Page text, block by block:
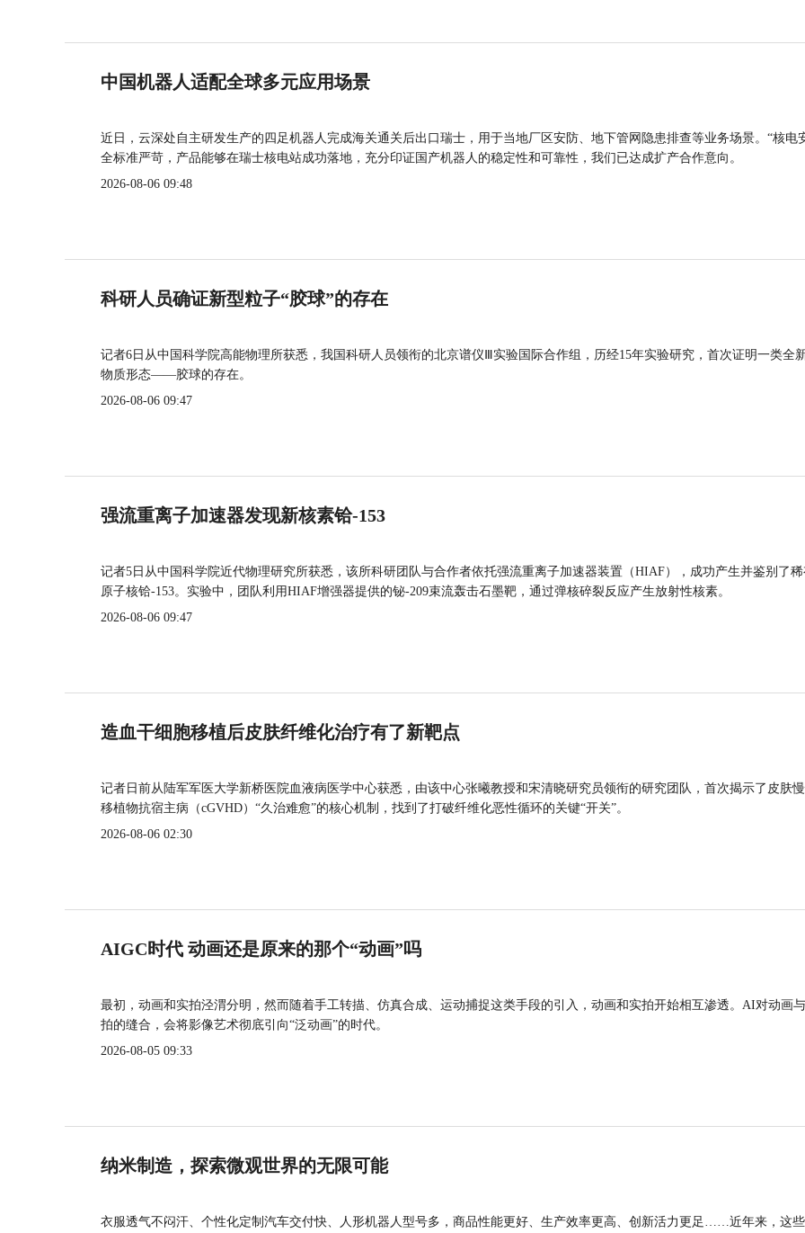
中国机器人适配全球多元应用场景
近日，云深处自主研发生产的四足机器人完成海关通关后出口瑞士，用于当地厂区安防、地下管网隐患排查等业务场景。“核电
全标准严苛，产品能够在瑞士核电站成功落地，充分印证国产机器人的稳定性和可靠性，我们已达成扩产合作意向。
2026-08-06 09:48
科研人员确证新型粒子“胶球”的存在
记者6日从中国科学院高能物理所获悉，我国科研人员领衔的北京谱仪Ⅲ实验国际合作组，历经15年实验研究，首次证明一类全
物质形态——胶球的存在。
2026-08-06 09:47
强流重离子加速器发现新核素铪-153
记者5日从中国科学院近代物理研究所获悉，该所科研团队与合作者依托强流重离子加速器装置（HIAF），成功产生并鉴别了
原子核铪-153。实验中，团队利用HIAF增强器提供的铋-209束流轰击石墨靶，通过弹核碎裂反应产生放射性核素。
2026-08-06 09:47
造血干细胞移植后皮肤纤维化治疗有了新靶点
记者日前从陆军军医大学新桥医院血液病医学中心获悉，由该中心张曦教授和宋清晓研究员领衔的研究团队，首次揭示了皮肤
移植物抗宿主病（cGVHD）“久治难愈”的核心机制，找到了打破纤维化恶性循环的关键“开关”。
2026-08-06 02:30
AIGC时代 动画还是原来的那个“动画”吗
最初，动画和实拍泾渭分明，然而随着手工转描、仿真合成、运动捕捉这类手段的引入，动画和实拍开始相互渗透。AI对动画
拍的缝合，会将影像艺术彻底引向“泛动画”的时代。
2026-08-05 09:33
纳米制造，探索微观世界的无限可能
衣服透气不闷汗、个性化定制汽车交付快、人形机器人型号多，商品性能更好、生产效率更高、创新活力更足……近年来，这